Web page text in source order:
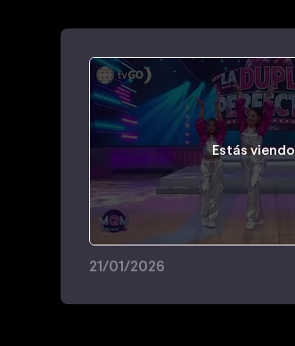
Estás viendo
21/01/2026